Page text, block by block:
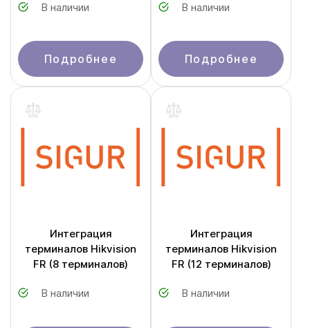
В наличии
Подробнее
В наличии
Подробнее
Интеграция
терминалов Hikvision
FR (8 терминалов)
В наличии
Интеграция
терминалов Hikvision
FR (12 терминалов)
В наличии